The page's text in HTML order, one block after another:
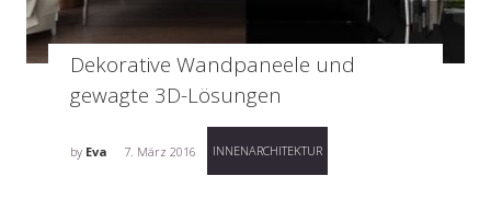
Dekorative Wandpaneele und
gewagte 3D-Lösungen
by Eva 7. März 2016 INNENARCHITEKTUR